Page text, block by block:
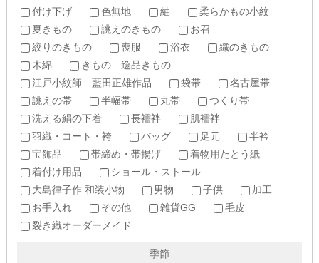
付け下げ
色無地 紬
柔らかもの小紋
夏きもの
誂えのきもの
お召
絞りのきもの
喪服 浴衣
織のきもの
木綿
きもの 逸品きもの
江戸小紋師 藍田正雄作品
袋帯
名古屋帯
誂えの帯
半幅帯 丸帯
つくり帯
洗える絹の下着
長襦袢
肌襦袢
羽織・コート・袴
バッグ 足元
半衿
宝飾品
帯締め・帯揚げ
着物用たとう紙
着付け用品
ショール・ストール
大島律子作 和装小物
男物 子供
加工
お手入れ
その他 雑貨GG
毛皮
裂き織オーダーメイド
季節